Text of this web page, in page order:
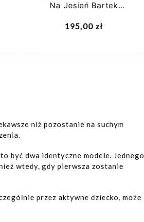
Na Jesień Bartek
195,00 zł
niż pozostanie na suchym
być dwa identyczne modele. Jednego
wtedy, gdy pierwsza zostanie
przez aktywne dziecko, może